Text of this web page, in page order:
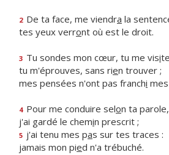
2 De ta face, me viendra la
tes yeux verront où est le droit.
3 Tu sondes mon cœur, tu me visi
tu m'éprouves, sans rien trouver ;
mes pensées n'ont pas franchi
4 Pour me conduire selon ta parole,
j'ai gardé le chemin prescrit ;
5 j'ai tenu mes pas sur tes traces :
jamais mon pied n'a trébuché.